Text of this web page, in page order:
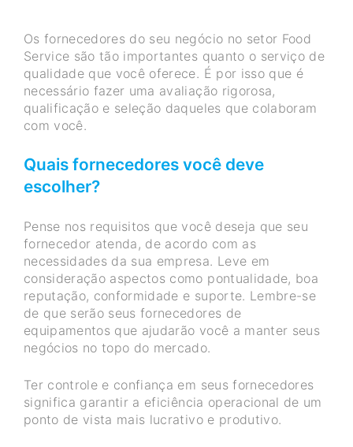
Os fornecedores do seu negócio no setor Food
Service são tão importantes quanto o serviço de
qualidade que você oferece. É por isso que é
necessário fazer uma avaliação rigorosa,
qualificação e seleção daqueles que colaboram
com você.
Quais fornecedores você deve
escolher?
Pense nos requisitos que você deseja que seu
fornecedor atenda, de acordo com as
necessidades da sua empresa. Leve em
consideração aspectos como pontualidade, boa
reputação, conformidade e suporte. Lembre-se
de que serão seus fornecedores de
equipamentos que ajudarão você a manter seus
negócios no topo do mercado.
Ter controle e confiança em seus fornecedores
significa garantir a eficiência operacional de um
ponto de vista mais lucrativo e produtivo.